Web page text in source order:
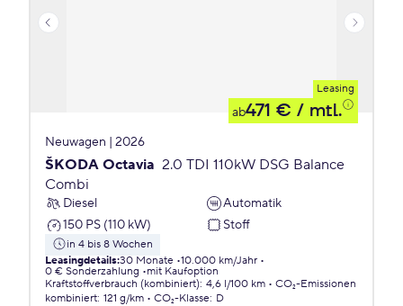
Leasing
ab471 € / mtl.
Neuwagen | 2026
ŠKODA Octavia 2.0 TDI 110kW DSG Balance
Combi
Diesel
Automatik
150 PS (110 kW)
Stoff
in 4 bis 8 Wochen
Leasingdetails:30 Monate 10.000 km/Jahr
0 € Sonderzahlung
mit Kaufoption
Kraftstoffverbrauch (kombiniert): 4,6 l/100 km
CO₂-Emissionen
kombiniert: 121 g/km CO₂-Klasse: D